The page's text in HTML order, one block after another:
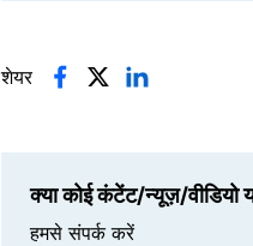
शेयर
क्या कोई कंटेंट/न्यूज़/
हमसे संपर्क करें